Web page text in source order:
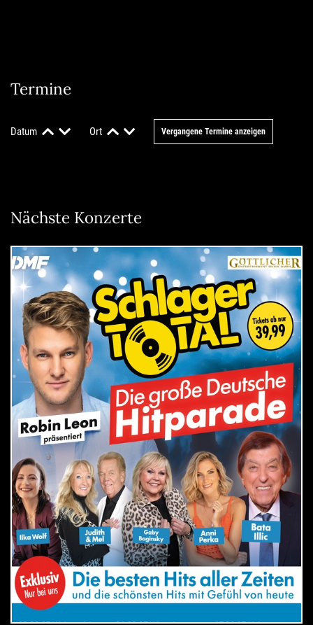
Termine
Datum Ort Vergangene Termine anzeigen
Nächste Konzerte